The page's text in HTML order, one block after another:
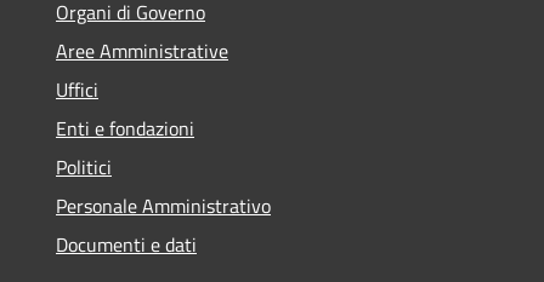
Organi di Governo
Aree Amministrative
Uffici
Enti e fondazioni
Politici
Personale Amministrativo
Documenti e dati